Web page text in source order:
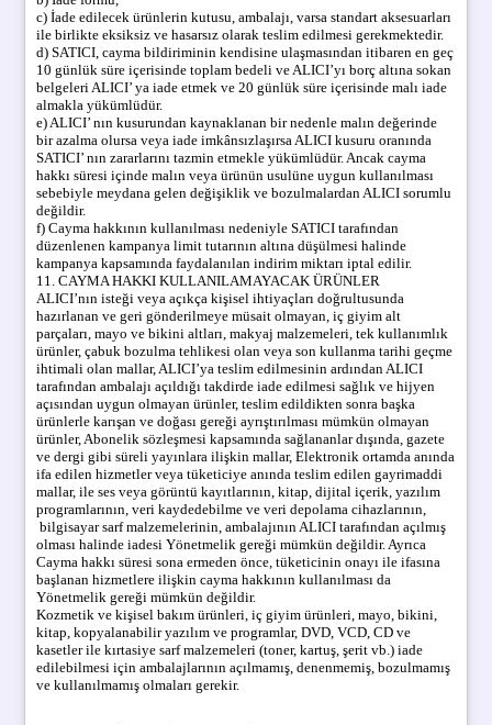
c) İade edilecek ürünlerin kutusu, ambalajı, varsa standart aksesuarları
ile birlikte eksiksiz ve hasarsız olarak teslim edilmesi gerekmektedir.
d) SATICI, cayma bildiriminin kendisine ulaşmasından itibaren en geç
10 günlük süre içerisinde toplam bedeli ve ALICI’yı borç altına sokan
belgeleri ALICI’ ya iade etmek ve 20 günlük süre içerisinde malı iade
almakla yükümlüdür.
e) ALICI’ nın kusurundan kaynaklanan bir nedenle malın değerinde
bir azalma olursa veya iade imkânsızlaşırsa ALICI kusuru oranında
SATICI’ nın zararlarını tazmin etmekle yükümlüdür. Ancak cayma
hakkı süresi içinde malın veya ürünün usulüne uygun kullanılması
sebebiyle meydana gelen değişiklik ve bozulmalardan ALICI sorumlu
değildir.
f) Cayma hakkının kullanılması nedeniyle SATICI tarafından
düzenlenen kampanya limit tutarının altına düşülmesi halinde
kampanya kapsamında faydalanılan indirim miktarı iptal edilir.
11. CAYMA HAKKI KULLANILAMAYACAK ÜRÜNLER
ALICI’nın isteği veya açıkça kişisel ihtiyaçları doğrultusunda
hazırlanan ve geri gönderilmeye müsait olmayan, iç giyim alt
parçaları, mayo ve bikini altları, makyaj malzemeleri, tek kullanımlık
ürünler, çabuk bozulma tehlikesi olan veya son kullanma tarihi geçme
ihtimali olan mallar, ALICI’ya teslim edilmesinin ardından ALICI
tarafından ambalajı açıldığı takdirde iade edilmesi sağlık ve hijyen
açısından uygun olmayan ürünler, teslim edildikten sonra başka
ürünlerle karışan ve doğası gereği ayrıştırılması mümkün olmayan
ürünler, Abonelik sözleşmesi kapsamında sağlananlar dışında, gazete
ve dergi gibi süreli yayınlara ilişkin mallar, Elektronik ortamda anında
ifa edilen hizmetler veya tüketiciye anında teslim edilen gayrimaddi
mallar, ile ses veya görüntü kayıtlarının, kitap, dijital içerik, yazılım
programlarının, veri kaydedebilme ve veri depolama cihazlarının,
bilgisayar sarf malzemelerinin, ambalajının ALICI tarafından açılmış
olması halinde iadesi Yönetmelik gereği mümkün değildir. Ayrıca
Cayma hakkı süresi sona ermeden önce, tüketicinin onayı ile ifasına
başlanan hizmetlere ilişkin cayma hakkının kullanılması da
Yönetmelik gereği mümkün değildir.
Kozmetik ve kişisel bakım ürünleri, iç giyim ürünleri, mayo, bikini,
kitap, kopyalanabilir yazılım ve programlar, DVD, VCD, CD ve
kasetler ile kırtasiye sarf malzemeleri (toner, kartuş, şerit vb.) iade
edilebilmesi için ambalajlarının açılmamış, denenmemiş, bozulmamış
ve kullanılmamış olmaları gerekir.